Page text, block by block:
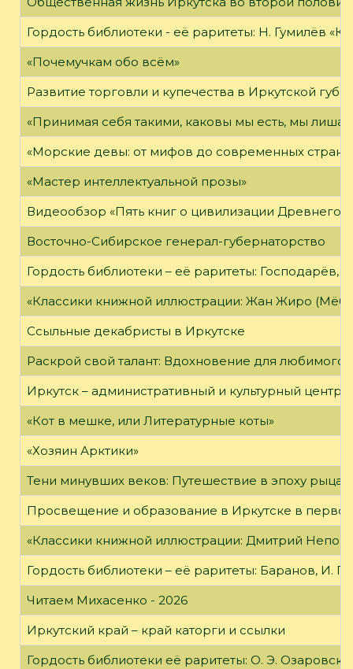
Гордость библиотеки - её раритеты: Н. Гумилёв
«Почемучкам обо всём»
Развитие торговли и купечества в Иркутской
«Принимая себя такими, каковы мы есть, мы
«Морские девы: от мифов до современных
«Мастер интеллектуальной прозы»
Видеообзор «Пять книг о цивилизации Древнего
Восточно-Сибирское генерал-губернаторство
Гордость библиотеки – её раритеты:
«Классики книжной иллюстрации: Жан Жиро
Ссыльные декабристы в Иркутске
Раскрой свой талант: Вдохновение для любимого
Иркутск – административный и культурный центр
«Кот в мешке, или Литературные коты»
«Хозяин Арктики»
Тени минувших веков: Путешествие в эпоху
Просвещение и образование в Иркутске в
«Классики книжной иллюстрации: Дмитрий
Гордость библиотеки – её раритеты: Баранов, И.
Читаем Михасенко - 2026
Иркутский край – край каторги и ссылки
Гордость библиотеки её раритеты: О. Э.